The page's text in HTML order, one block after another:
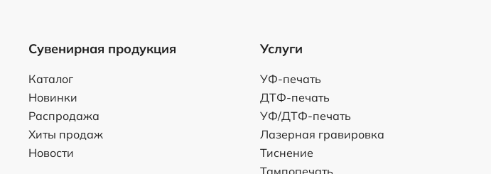
Сувенирная продукция
Каталог
Новинки
Распродажа
Хиты продаж
Новости
Услуги
УФ-печать
ДТФ-печать
УФ/ДТФ-печать
Лазерная гравировка
Тиснение
Тампопечать